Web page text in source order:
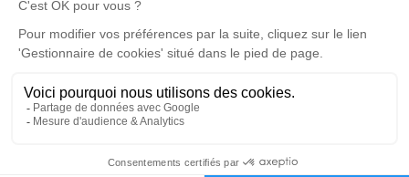
Alerte décès 31
Publier un avis de décès
Signaler un abus/une erreur
Consultez nos offres d'emploi
Politique de traitement des données
Mentions légales